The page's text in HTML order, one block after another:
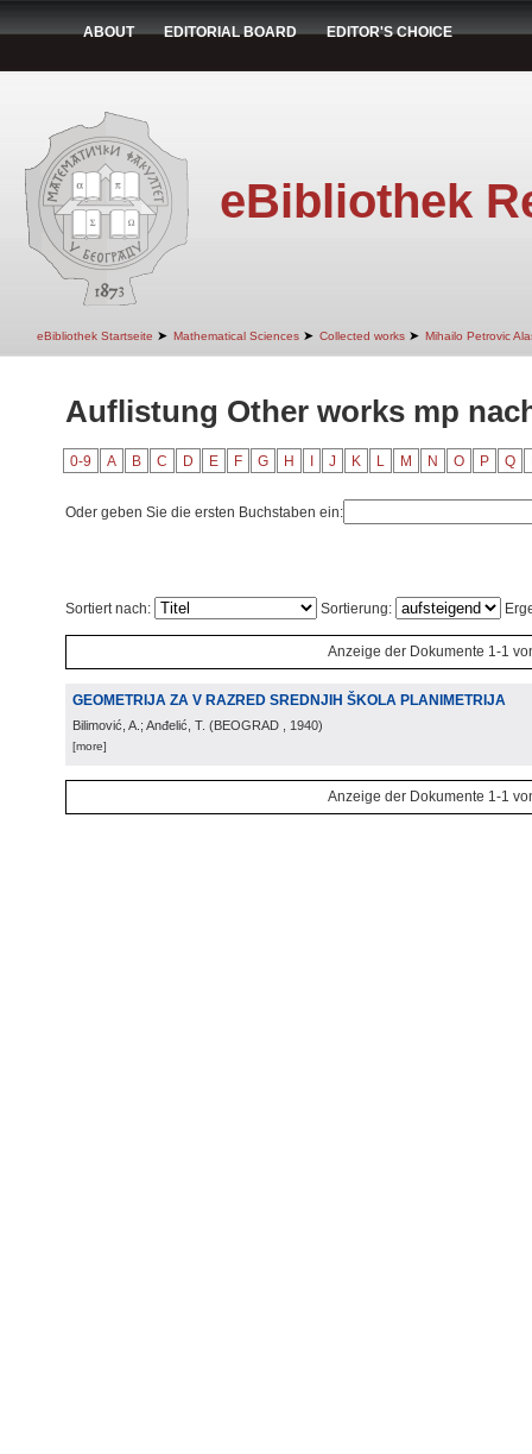
ABOUT EDITORIAL BOARD EDITOR'S CHOICE
eBibliothek
eBibliothek Startseite ➤ Mathematical Sciences ➤ Collected works ➤ Mihailo Petrovic
Auflistung Other works mp
0-9 A B C D E F G H J K L M N O P Q
Oder geben Sie die ersten Buchstaben ein:
Sortiert nach: Sortierung:
Anzeige der Dokumente 1-1
GEOMETRIJA ZA V RAZRED SREDNJIH ŠKOLA PLANIMETRIJA
Bilimović, A.; Anđelić, T. (BEOGRAD , 1940)
[more]
Anzeige der Dokumente 1-1